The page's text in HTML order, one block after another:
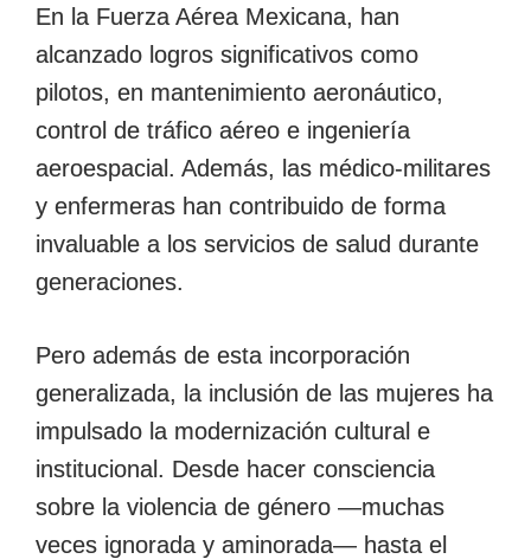
En la Fuerza Aérea Mexicana, han
alcanzado logros significativos como
pilotos, en mantenimiento aeronáutico,
control de tráfico aéreo e ingeniería
aeroespacial. Además, las médico-militares
y enfermeras han contribuido de forma
invaluable a los servicios de salud durante
generaciones.
Pero además de esta incorporación
generalizada, la inclusión de las mujeres ha
impulsado la modernización cultural e
institucional. Desde hacer consciencia
sobre la violencia de género —muchas
veces ignorada y aminorada— hasta el